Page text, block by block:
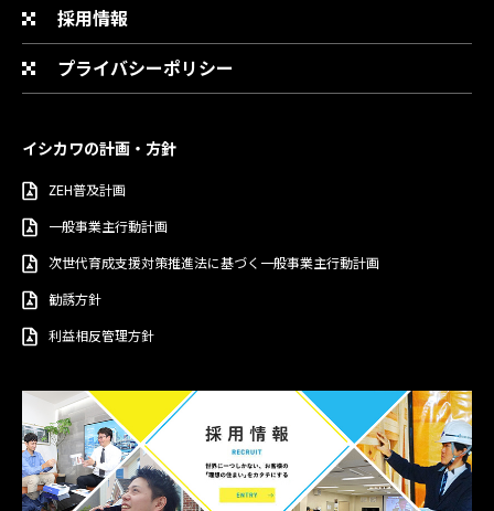
採用情報
プライバシーポリシー
イシカワの計画・方針
ZEH普及計画
一般事業主行動計画
次世代育成支援対策推進法に基づく一般事業主行動計画
勧誘方針
利益相反管理方針